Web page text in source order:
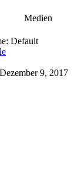
Medien
Default
9, 2017